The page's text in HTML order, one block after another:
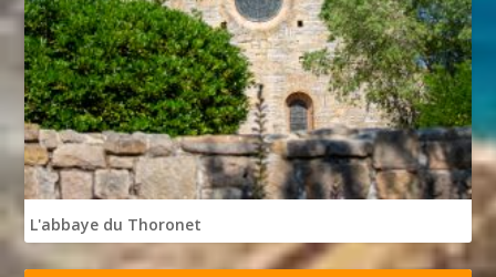
L'abbaye du Thoronet